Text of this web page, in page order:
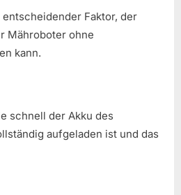
Faktor, der
Mähroboter ohne
kann.
schnell der Akku des
aufgeladen ist und das